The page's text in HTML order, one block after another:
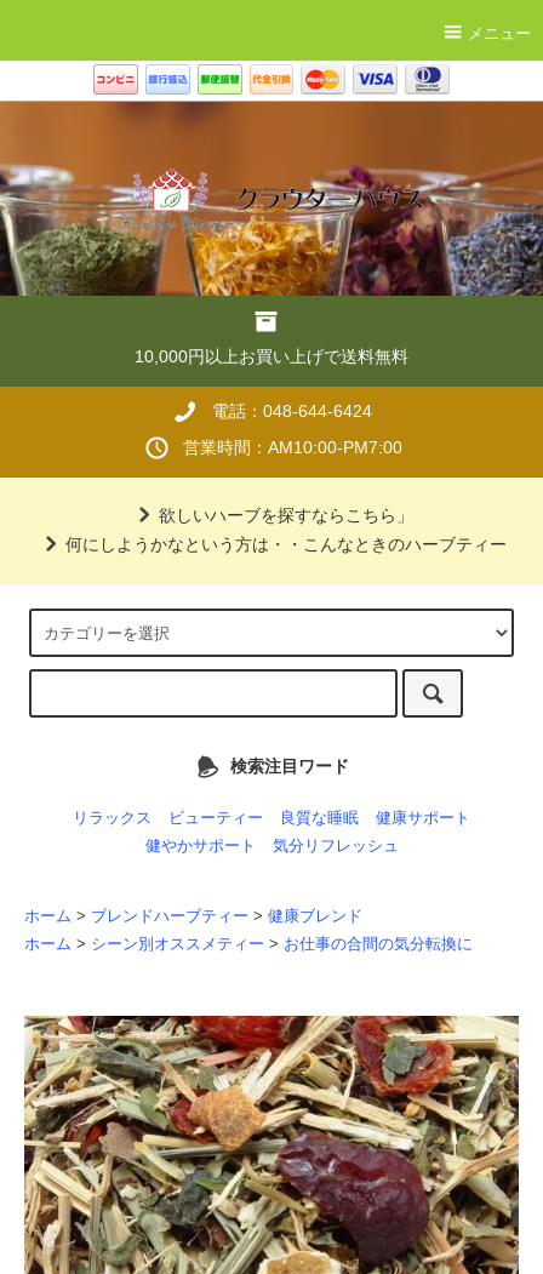
メニュー
10,000円以上お買い上げで送料無料
電話：048-644-6424
営業時間：AM10:00-PM7:00
欲しいハーブを探すならこちら」
何にしようかなという方は・・こんなときのハーブティー
検索注目ワード
リラックス ビューティー 良質な睡眠
健康サポート
健やかサポート
気分リフレッシュ
ホーム > ブレンドハーブティー > 健康ブレンド
ホーム > シーン別オススメティー > お仕事の合間の気分転換に